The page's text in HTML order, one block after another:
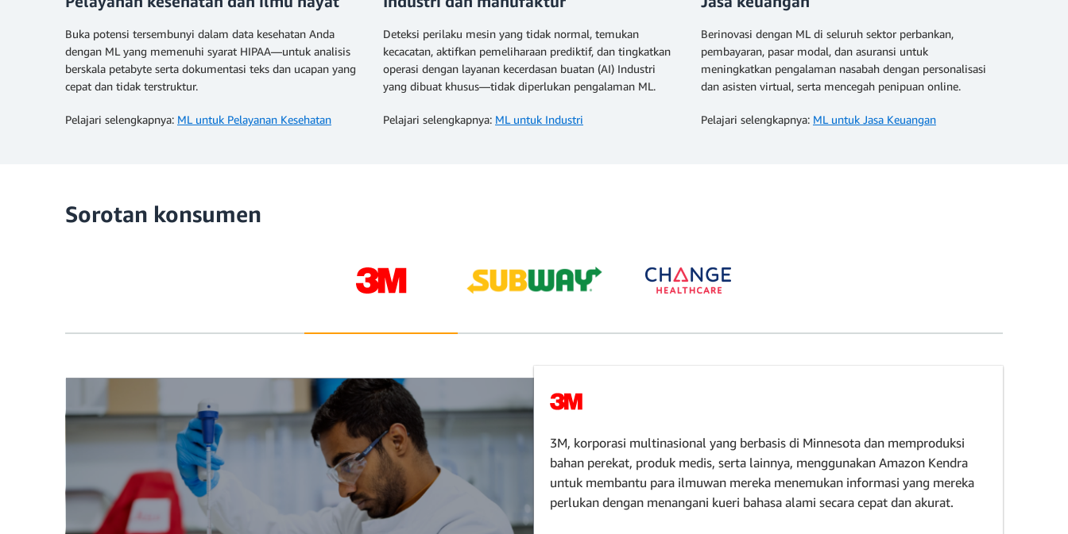
Buka potensi tersembunyi dalam data kesehatan Anda
dengan ML yang memenuhi syarat HIPAA—untuk analisis
berskala petabyte serta dokumentasi teks dan ucapan yang
cepat dan tidak terstruktur.
Pelajari selengkapnya: ML untuk Pelayanan Kesehatan
Deteksi perilaku mesin yang tidak normal, temukan
kecacatan, aktifkan pemeliharaan prediktif, dan tingkatkan
operasi dengan layanan kecerdasan buatan (AI) Industri
yang dibuat khusus—tidak diperlukan pengalaman ML.
Pelajari selengkapnya: ML untuk Industri
Berinovasi dengan ML di seluruh sektor perbankan,
pembayaran, pasar modal, dan asuransi untuk
meningkatkan pengalaman nasabah dengan personalisasi
dan asisten virtual, serta mencegah penipuan online.
Pelajari selengkapnya: ML untuk Jasa Keuangan
Sorotan konsumen
3M, korporasi multinasional yang berbasis di Minnesota dan memproduksi
bahan perekat, produk medis, serta lainnya, menggunakan Amazon Kendra
untuk membantu para ilmuwan mereka menemukan informasi yang mereka
perlukan dengan menangani kueri bahasa alami secara cepat dan akurat.